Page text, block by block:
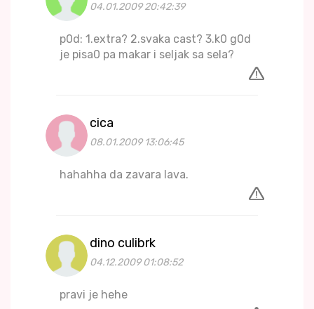
04.01.2009 20:42:39
p0d: 1.extra? 2.svaka cast? 3.k0 g0d
je pisa0 pa makar i seljak sa sela?
cica
08.01.2009 13:06:45
hahahha da zavara lava.
dino culibrk
04.12.2009 01:08:52
pravi je hehe